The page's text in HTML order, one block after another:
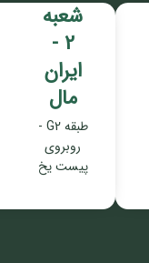
شعبه
2 -
ایران
مال
طبقه G2 -
روبروی
پیست یخ